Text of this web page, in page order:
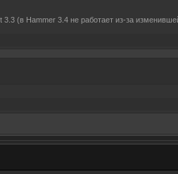
(в Hammer 3.4 не работает из-за